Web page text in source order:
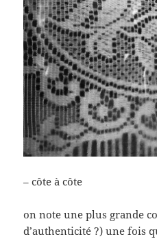
– côte à côte
on note une plus grande
d’authenticité ?) une fois